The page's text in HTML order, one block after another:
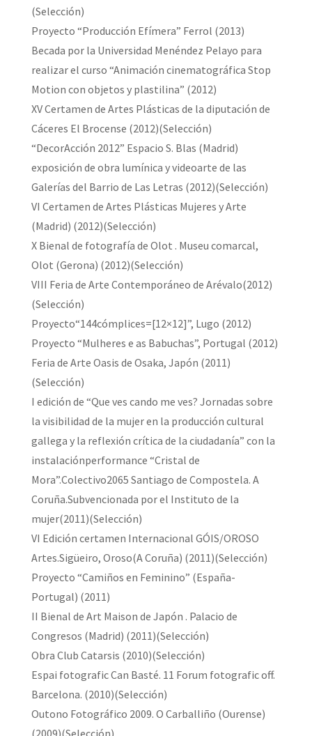
(Selección)
Proyecto “Producción Efímera” Ferrol (2013)
Becada por la Universidad Menéndez Pelayo para
realizar el curso “Animación cinematográfica Stop
Motion con objetos y plastilina” (2012)
XV Certamen de Artes Plásticas de la diputación de
Cáceres El Brocense (2012)(Selección)
“DecorAcción 2012” Espacio S. Blas (Madrid)
exposición de obra lumínica y videoarte de las
Galerías del Barrio de Las Letras (2012)(Selección)
VI Certamen de Artes Plásticas Mujeres y Arte
(Madrid) (2012)(Selección)
X Bienal de fotografía de Olot . Museu comarcal,
Olot (Gerona) (2012)(Selección)
VIII Feria de Arte Contemporáneo de Arévalo(2012)
(Selección)
Proyecto“144cómplices=[12×12]”, Lugo (2012)
Proyecto “Mulheres e as Babuchas”, Portugal (2012)
Feria de Arte Oasis de Osaka, Japón (2011)
(Selección)
I edición de “Que ves cando me ves? Jornadas sobre
la visibilidad de la mujer en la producción cultural
gallega y la reflexión crítica de la ciudadanía” con la
instalaciónperformance “Cristal de
Mora”.Colectivo2065 Santiago de Compostela. A
Coruña.Subvencionada por el Instituto de la
mujer(2011)(Selección)
VI Edición certamen Internacional GÓIS/OROSO
Artes.Sigüeiro, Oroso(A Coruña) (2011)(Selección)
Proyecto “Camiños en Feminino” (España-
Portugal) (2011)
II Bienal de Art Maison de Japón . Palacio de
Congresos (Madrid) (2011)(Selección)
Obra Club Catarsis (2010)(Selección)
Espai fotografic Can Basté. 11 Forum fotografic off.
Barcelona. (2010)(Selección)
Outono Fotográfico 2009. O Carballiño (Ourense)